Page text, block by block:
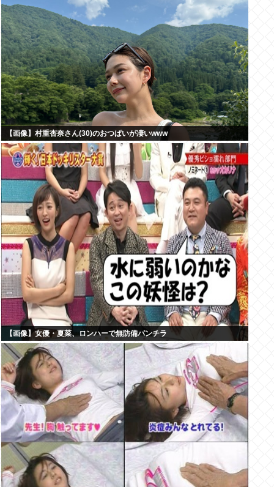
【画像】村重杏奈さん(30)のおつぱいが凄いwww
【画像】女優・夏菜、ロンハーで無防備パンチラ